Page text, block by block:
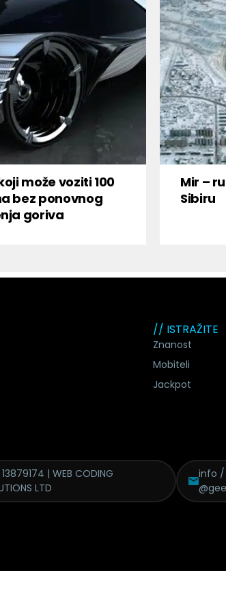
može voziti 100
bez ponovnog
goriva
Mir –
Sibiru
// ISTRAŽITE
Znanost
Mobiteli
Jackpot
13879174 | WEB CODING
LTD
info /